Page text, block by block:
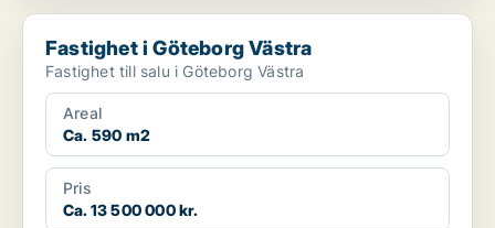
Fastighet i Göteborg Västra
Fastighet i Göteborg Västra
Fastighet till salu i Göteborg Västra
Areal
Ca. 590 m2
Pris
Ca. 13 500 000 kr.